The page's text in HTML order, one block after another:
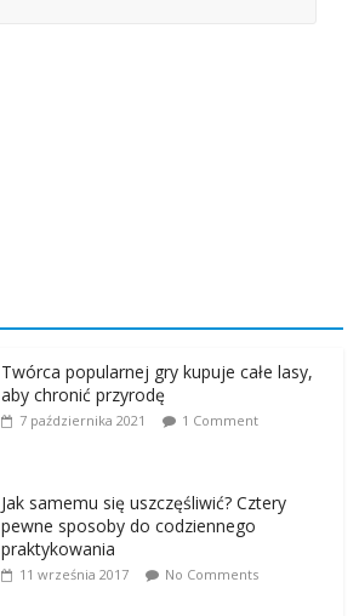
Twórca popularnej gry kupuje całe lasy,
aby chronić przyrodę
7 października 2021 1 Comment
Jak samemu się uszczęśliwić? Cztery
pewne sposoby do codziennego
praktykowania
11 września 2017 No Comments